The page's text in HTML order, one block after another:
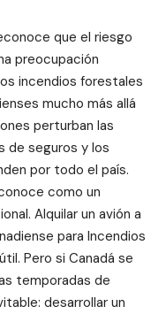
que el riesgo
preocupación
incendios forestales
mucho más allá
perturban las
de seguros y los
por todo el país.
como un
Alquilar un avión a
para Incendios
Pero si Canadá se
temporadas de
desarrollar un